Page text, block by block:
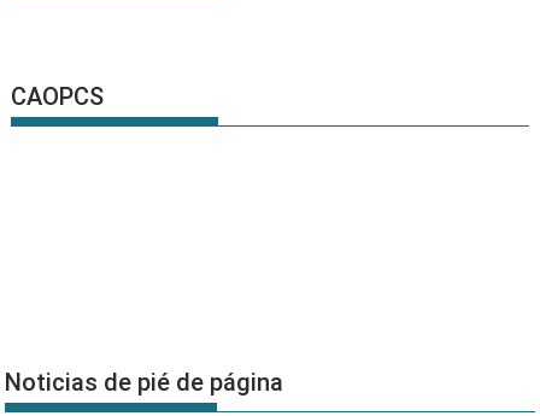
CAOPCS
Noticias de pié de página